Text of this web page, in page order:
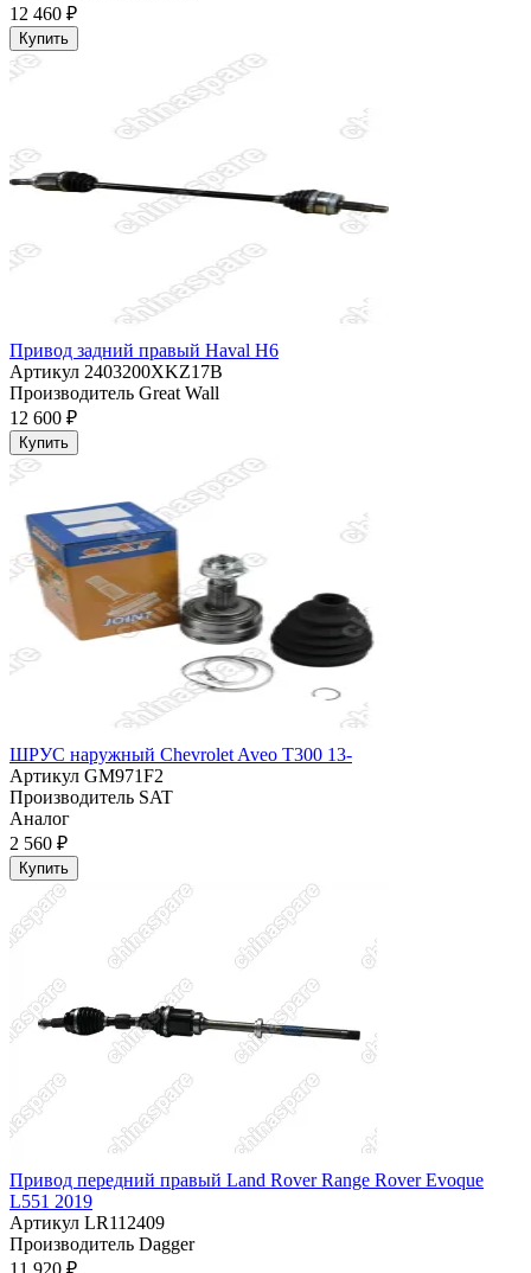
12 460 ₽
Купить
Привод задний правый Haval H6
Артикул 2403200XKZ17B
Производитель Great Wall
12 600 ₽
Купить
ШРУС наружный Chevrolet Aveo T300 13-
Артикул GM971F2
Производитель SAT
Аналог
2 560 ₽
Купить
Привод передний правый Land Rover Range Rover Evoque
L551 2019
Артикул LR112409
Производитель Dagger
11 920 ₽